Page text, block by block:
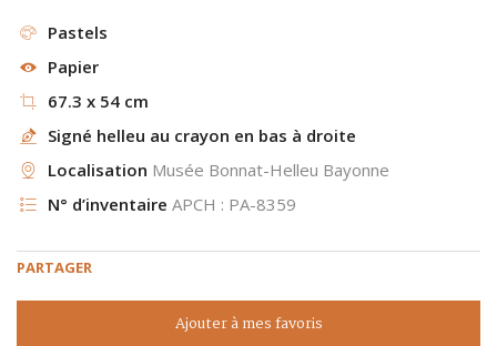
Pastels
Papier
67.3 x 54 cm
Signé helleu au crayon en bas à droite
Localisation Musée Bonnat-Helleu Bayonne
N° d’inventaire APCH : PA-8359
PARTAGER
Ajouter à mes favoris